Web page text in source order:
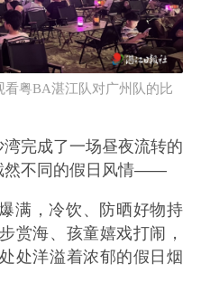
粤BA湛江队对广州队的比
湾完成了一场昼夜流转的
然不同的假日风情——
满，冷饮、防晒好物持
赏海、孩童嬉戏打闹，
处洋溢着浓郁的假日烟